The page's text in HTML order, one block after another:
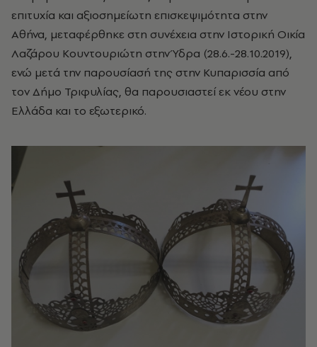
επιτυχία και αξιοσημείωτη επισκεψιμότητα στην
Αθήνα, μεταφέρθηκε στη συνέχεια στην Ιστορική Οικία
Λαζάρου Κουντουριώτη στην Ύδρα (28.6.-28.10.2019),
ενώ μετά την παρουσίασή της στην Κυπαρισσία από
τον Δήμο Τριφυλίας, θα παρουσιαστεί εκ νέου στην
Ελλάδα και το εξωτερικό.